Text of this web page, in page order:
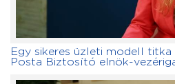
Egy sikeres üzleti modell titka
Posta Biztosító elnök-